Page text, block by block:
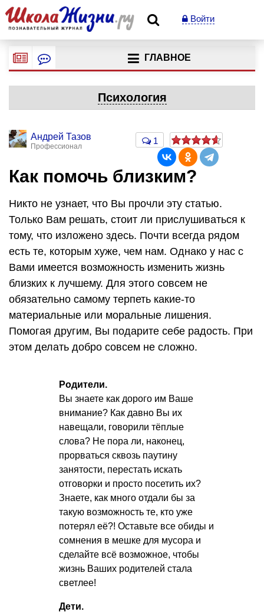
Войти
ГЛАВНОЕ
Психология
Андрей Тазов
Профессионал
1
Как помочь близким?
Никто не узнает, что Вы прочли эту статью.
Только Вам решать, стоит ли прислушиваться к
тому, что изложено здесь. Почти всегда рядом
есть те, которым хуже, чем нам. Однако у нас с
Вами имеется возможность изменить жизнь
близких к лучшему. Для этого совсем не
обязательно самому терпеть какие-то
материальные или моральные лишения.
Помогая другим, Вы подарите себе радость. При
этом делать добро совсем не сложно.
Родители.
Вы знаете как дорого им Ваше
внимание? Как давно Вы их
навещали, говорили тёплые
слова? Не пора ли, наконец,
прорваться сквозь паутину
занятости, перестать искать
отговорки и просто посетить их?
Знаете, как много отдали бы за
такую возможность те, кто уже
потерял её?! Оставьте все обиды и
сомнения в мешке для мусора и
сделайте всё возможное, чтобы
жизнь Ваших родителей стала
светлее!
Дети.